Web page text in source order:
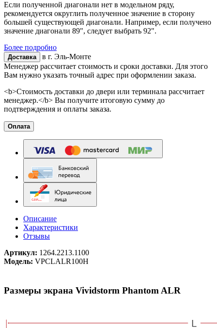
Если полученной диагонали нет в модельном ряду,
рекомендуется округлить полученное значение в сторону
большей существующей диагонали. Например, если получено
значение диагонали 89", следует выбрать 92".
Более подробно
Доставка в г. Эль-Монте
Менеджер рассчитает стоимость и сроки доставки. Для этого
Вам нужно указать точный адрес при оформлении заказа.
<b>Стоимость доставки до двери или терминала рассчитает
менеджер.</b> Вы получите итоговую сумму до
подтверждения и оплаты заказа.
Оплата
Описание
Характеристики
Отзывы
Артикул: 1264.2213.1100
Модель: VPCLALR100H
Размеры экрана Vividstorm Phantom ALR